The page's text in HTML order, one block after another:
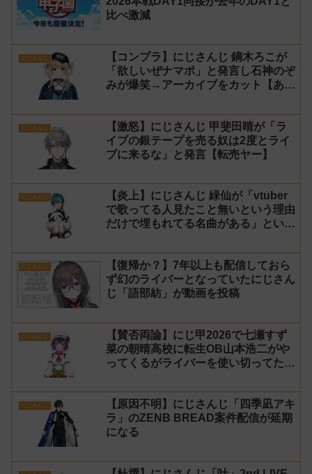
比べ激減
にじさんじ
【コンプラ】にじさんじ 鏑木ろこが
「欲しいぜナマポ」と発言し石神のぞ
みが爆笑→アーカイブをカット【あら
にじさんじ
【激怒】にじさんじ 甲斐田晴が「ラ
イブの銀テープを売る奴は2度とライ
ブに来るな」と発言【転売ヤー】
にじさんじ
【炎上】にじさんじ 緑仙が「vtuber
で歌ってる人見たこと無いという理由
だけで埋もれてる名曲がある」という
にじさんじ
【復帰か？】7年以上も配信しておら
ず幻のライバーとなっていたにじさん
じ「語部紡」が動画を投稿
にじさんじ
【賛否両論】にじ甲2026で七瀬すず
菜の朝晴高校に転生OB山本浩二がや
ってくるがライバーを使い切ってたの
イバーの転生が可能に
にじさんじ
【原因不明】にじさんじ「四季凪アキ
ラ」のZENB BREAD案件配信が延期
になる